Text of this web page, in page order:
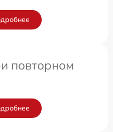
повторном